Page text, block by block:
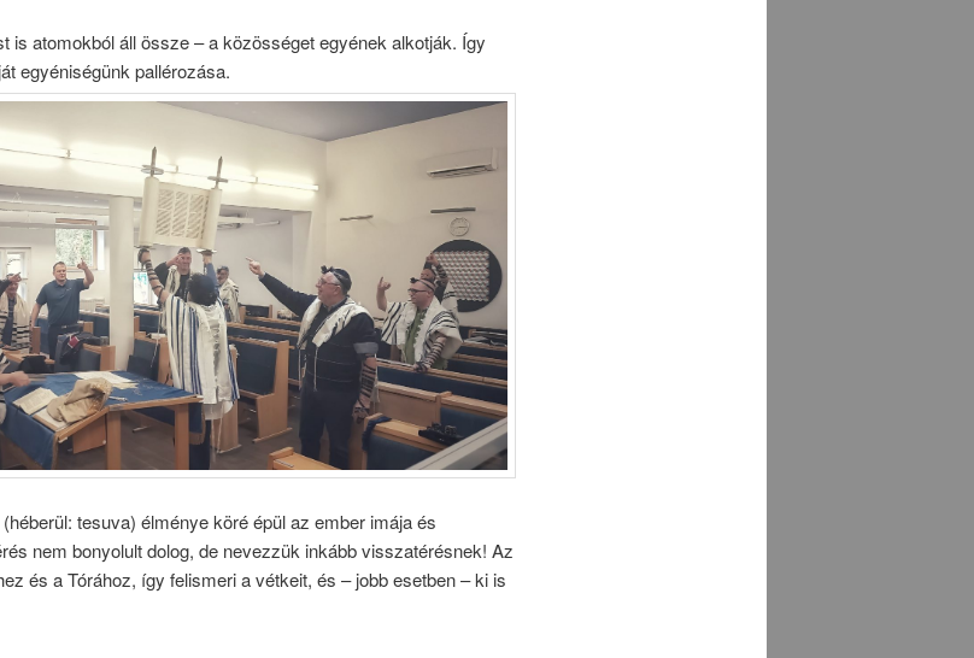
is atomokból áll össze – a közösséget egyének alkotják. Így
egyéniségünk pallérozása.
tesuva) élménye köré épül az ember imája és
nem bonyolult dolog, de nevezzük inkább visszatérésnek! Az
és a Tórához, így felismeri a vétkeit, és – jobb esetben – ki is